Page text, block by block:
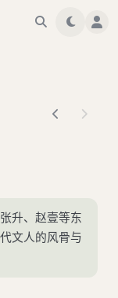
升、赵壹等东
文人的风骨与